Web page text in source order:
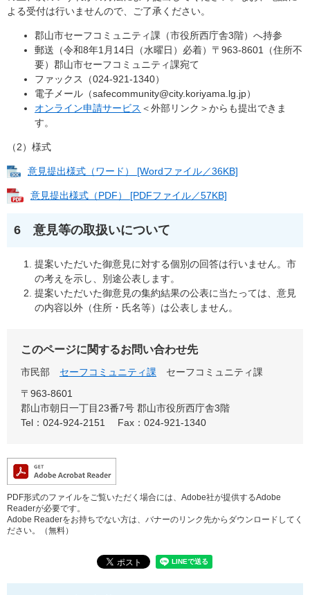
よる受付は行いませんので、ご了承ください。
郡山市セーフコミュニティ課（市役所西庁舎3階）へ持参
郵送（令和8年1月14日（水曜日）必着）〒963-8601（住所不
要）郡山市セーフコミュニティ課宛て
ファックス（024-921-1340）
電子メール（safecommunity@city.koriyama.lg.jp）
オンライン申請サービス ＜外部リンク＞からも提出できま
す。
（2）様式
意見提出様式（ワード） [Wordファイル／36KB]
意見提出様式（PDF） [PDFファイル／57KB]
6 意見等の取扱いについて
提案いただいた御意見に対する個別の回答は行いません。市
の考えを示し、別途公表します。
提案いただいた御意見の集約結果の公表に当たっては、意見
の内容以外（住所・氏名等）は公表しません。
このページに関するお問い合わせ先
市民部 セーフコミュニティ課
セーフコミュニティ課
〒963-8601
郡山市朝日一丁目23番7号 郡山市役所西庁舎3階
Tel：024-924-2151
Fax：024-921-1340
PDF形式のファイルをご覧いただく場合には、Adobe社が提供するAdobe
Readerが必要です。
Adobe Readerをお持ちでない方は、バナーのリンク先からダウンロードしてく
ださい。（無料）